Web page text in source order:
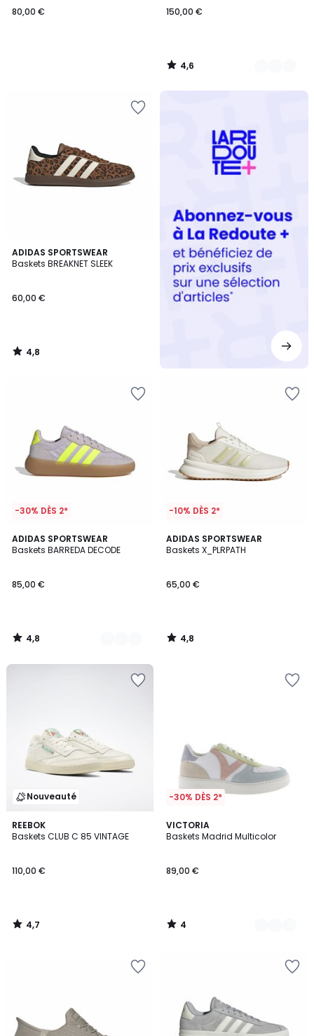
80,00 €
150,00 €
4,6
/
ADIDAS SPORTSWEAR
Baskets BREAKNET SLEEK
60,00 €
4,8
/ 5
4,8
/
-30% DÈS 2*
ADIDAS SPORTSWEAR
Baskets BARREDA DECODE
85,00 €
4,8
/ 5
3
Couleurs
4,8
/
-10% DÈS 2*
ADIDAS SPORTSWEAR
Baskets X_PLRPATH
65,00 €
4,8
/ 5
4,8
/
Nouveauté
REEBOK
Baskets CLUB C 85 VINTAGE
110,00 €
4,7
/ 5
4,7
/
-30% DÈS 2*
VICTORIA
Baskets Madrid Multicolor
89,00 €
4
/
2
Couleurs
4
/